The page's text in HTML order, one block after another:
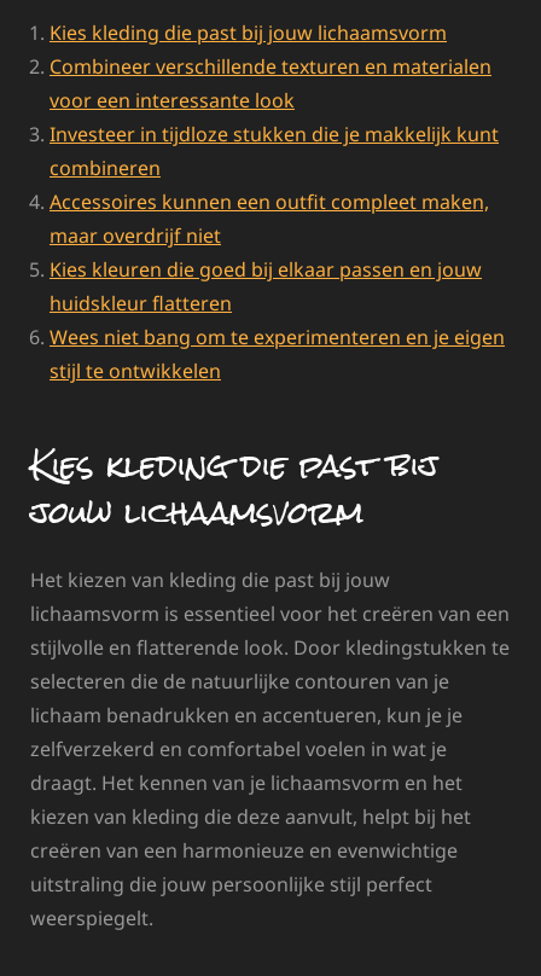
Kies kleding die past bij jouw lichaamsvorm
Combineer verschillende texturen en materialen
voor een interessante look
Investeer in tijdloze stukken die je makkelijk kunt
combineren
Accessoires kunnen een outfit compleet maken,
maar overdrijf niet
Kies kleuren die goed bij elkaar passen en jouw
huidskleur flatteren
Wees niet bang om te experimenteren en je eigen
stijl te ontwikkelen
Kies kleding die past bij
jouw lichaamsvorm
Het kiezen van kleding die past bij jouw
lichaamsvorm is essentieel voor het creëren van een
stijlvolle en flatterende look. Door kledingstukken te
selecteren die de natuurlijke contouren van je
lichaam benadrukken en accentueren, kun je je
zelfverzekerd en comfortabel voelen in wat je
draagt. Het kennen van je lichaamsvorm en het
kiezen van kleding die deze aanvult, helpt bij het
creëren van een harmonieuze en evenwichtige
uitstraling die jouw persoonlijke stijl perfect
weerspiegelt.